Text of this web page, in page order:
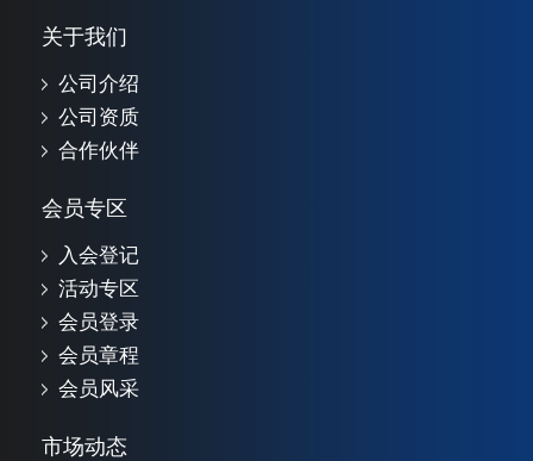
关于我们
公司介绍
公司资质
合作伙伴
会员专区
入会登记
活动专区
会员登录
会员章程
会员风采
市场动态